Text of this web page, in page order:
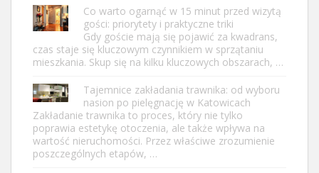
Co warto ogarnąć w 15 minut przed wizytą
gości: priorytety i praktyczne triki
Gdy goście mają się pojawić za kwadrans,
czas staje się kluczowym czynnikiem w sprzątaniu
mieszkania. Skup się na kilku kluczowych obszarach, …
Tajemnice zakładania trawnika: od wyboru
nasion po pielęgnację w Katowicach
Zakładanie trawnika to proces, który nie tylko
poprawia estetykę otoczenia, ale także wpływa na
wartość nieruchomości. Przez właściwe zrozumienie
poszczególnych etapów, …